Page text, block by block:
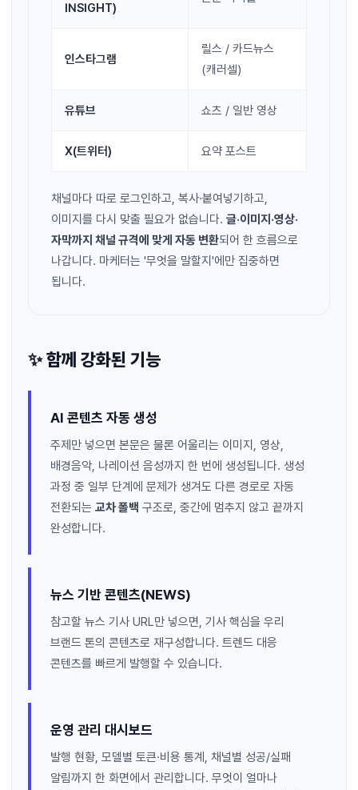
INSIGHT)
인스타그램
릴스 / 카드뉴스
(캐러셀)
유튜브 쇼츠 / 일반 영상
X(트위터) 요약 포스트
채널마다 따로 로그인하고, 복사·붙여넣기하고,
이미지를 다시 맞출 필요가 없습니다. 글·이미지·영상·
자막까지 채널 규격에 맞게 자동 변환되어 한 흐름으로
나갑니다. 마케터는 '무엇을 말할지'에만 집중하면
됩니다.
✨ 함께 강화된 기능
AI 콘텐츠 자동 생성
주제만 넣으면 본문은 물론 어울리는 이미지, 영상,
배경음악, 나레이션 음성까지 한 번에 생성됩니다. 생성
과정 중 일부 단계에 문제가 생겨도 다른 경로로 자동
전환되는 교차 폴백 구조로, 중간에 멈추지 않고 끝까지
완성합니다.
뉴스 기반 콘텐츠(NEWS)
참고할 뉴스 기사 URL만 넣으면, 기사 핵심을 우리
브랜드 톤의 콘텐츠로 재구성합니다. 트렌드 대응
콘텐츠를 빠르게 발행할 수 있습니다.
운영 관리 대시보드
발행 현황, 모델별 토큰·비용 통계, 채널별 성공/실패
알림까지 한 화면에서 관리합니다. 무엇이 얼마나